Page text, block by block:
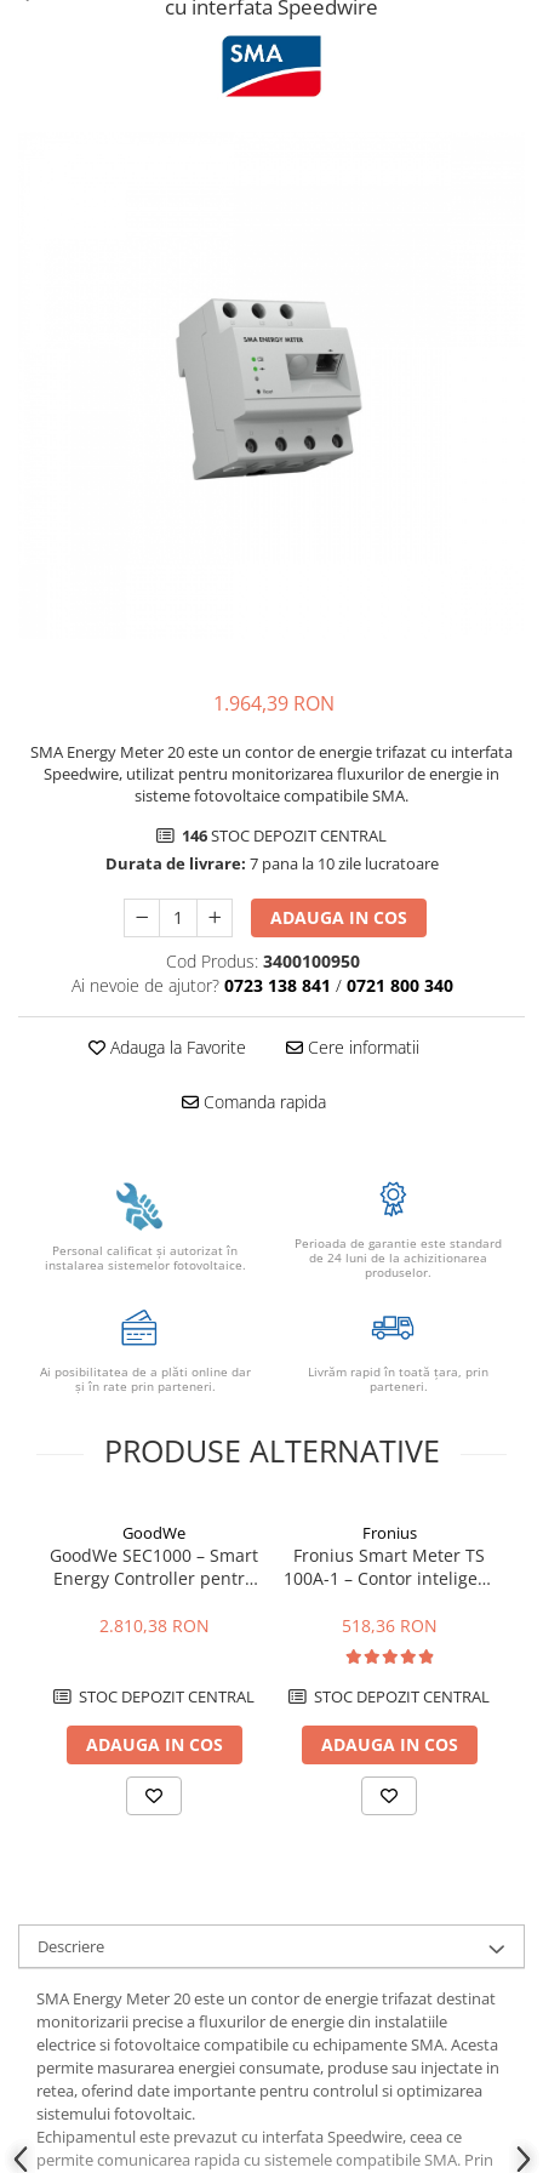
Cabluri semnalizare si control
Conductori flexibili cupru
Cabluri semnalizare si control
cu interfata Speedwire
1.964,39 RON
SMA Energy Meter 20 este un contor de energie trifazat cu interfata
Speedwire, utilizat pentru monitorizarea fluxurilor de energie in
sisteme fotovoltaice compatibile SMA.
146STOC DEPOZIT CENTRAL
Durata de livrare: 7 pana la 10 zile lucratoare
ADAUGA IN COS
Cod Produs: 3400100950
Ai nevoie de ajutor? 0723 138 841 / 0721 800 340
Adauga la Favorite Cere informatii
Comanda rapida
Personal calificat şi autorizat în
instalarea sistemelor fotovoltaice.
Perioada de garantie este standard
de 24 luni de la achizitionarea
produselor.
Ai posibilitatea de a plăti online dar
şi în rate prin parteneri.
Livrăm rapid în toată țara, prin
parteneri.
PRODUSE ALTERNATIVE
GoodWe
GoodWe SEC1000 – Smart
Energy Controller pentru
inteligente
2.810,38 RON
STOC DEPOZIT CENTRAL
ADAUGA IN COS
Fronius
Fronius Smart Meter TS
100A-1 – Contor inteligent
masurare bidirectionala,
RS485
518,36 RON
STOC DEPOZIT CENTRAL
ADAUGA IN COS
Descriere
SMA Energy Meter 20 este un contor de energie trifazat destinat
monitorizarii precise a fluxurilor de energie din instalatiile
electrice si fotovoltaice compatibile cu echipamente SMA. Acesta
permite masurarea energiei consumate, produse sau injectate in
retea, oferind date importante pentru controlul si optimizarea
sistemului fotovoltaic.
Echipamentul este prevazut cu interfata Speedwire, ceea ce
permite comunicarea rapida cu sistemele compatibile SMA. Prin